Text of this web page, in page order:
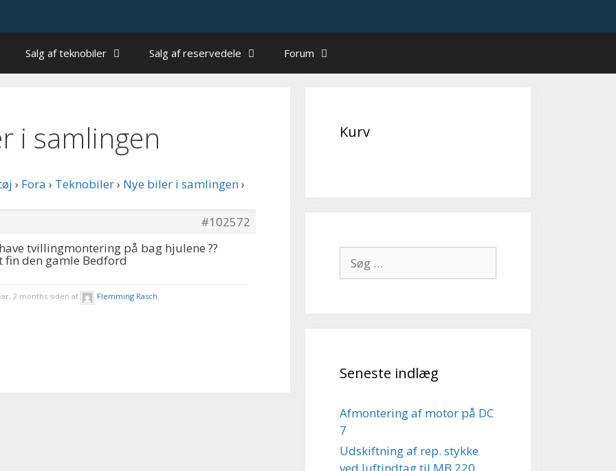
Salg af teknobiler Salg af reservedele Forum
i samlingen
› Fora › Teknobiler› Nye biler i samlingen›
#102572
tvillingmontering på bag hjulene ??
fin den gamle Bedford
2 months siden af Flemming Rasch.
Kurv
efter:
Seneste indlæg
Afmontering af motor på DC
7
Udskiftning af rep. stykke